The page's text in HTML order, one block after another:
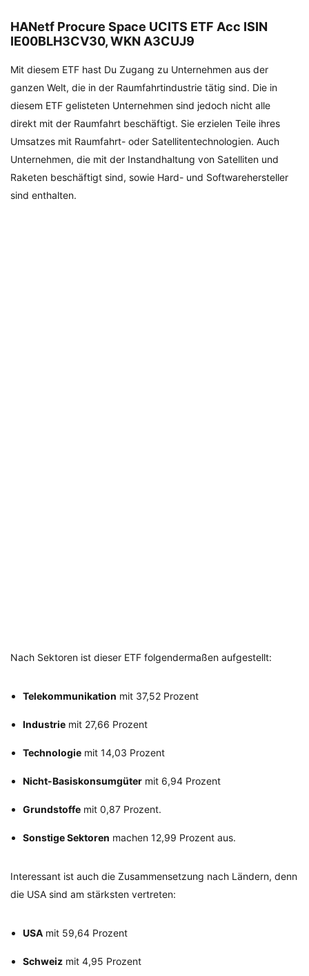
HANetf Procure Space UCITS ETF Acc ISIN
IE00BLH3CV30, WKN A3CUJ9
Mit diesem ETF hast Du Zugang zu Unternehmen aus der
ganzen Welt, die in der Raumfahrtindustrie tätig sind. Die in
diesem ETF gelisteten Unternehmen sind jedoch nicht alle
direkt mit der Raumfahrt beschäftigt. Sie erzielen Teile ihres
Umsatzes mit Raumfahrt- oder Satellitentechnologien. Auch
Unternehmen, die mit der Instandhaltung von Satelliten und
Raketen beschäftigt sind, sowie Hard- und Softwarehersteller
sind enthalten.
Nach Sektoren ist dieser ETF folgendermaßen aufgestellt:
Telekommunikation mit 37,52 Prozent
Industrie mit 27,66 Prozent
Technologie mit 14,03 Prozent
Nicht-Basiskonsumgüter mit 6,94 Prozent
Grundstoffe mit 0,87 Prozent.
Sonstige Sektoren machen 12,99 Prozent aus.
Interessant ist auch die Zusammensetzung nach Ländern, denn
die USA sind am stärksten vertreten:
USA mit 59,64 Prozent
Schweiz mit 4,95 Prozent